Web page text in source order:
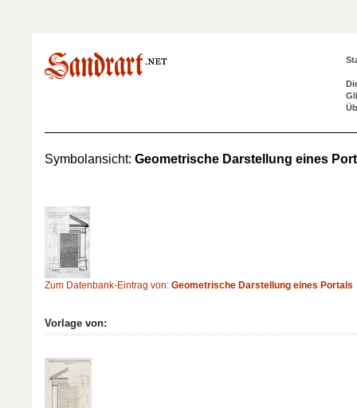
Symbolansicht: Geometrische Darstellung eines
Zum Datenbank-Eintrag von: Geometrische Darstellung eines Portals
Vorlage von: